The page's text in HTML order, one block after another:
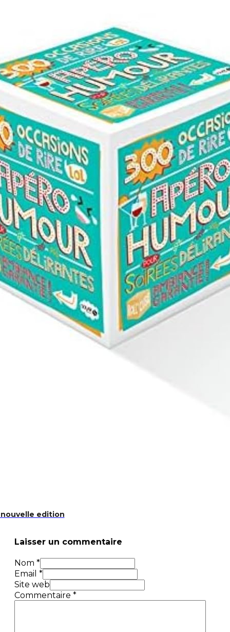
nouvelle edition
Laisser un commentaire
Nom *
Email *
Site web
Commentaire *